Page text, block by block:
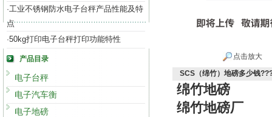
·工业不锈钢防水电子台秤产品性能及特
点
·50kg打印电子台秤打印功能特性
产品目录
电子台秤
电子汽车衡
电子地磅
点击放大
SCS（绵竹）地磅多少钱
绵竹地磅
绵竹地磅厂